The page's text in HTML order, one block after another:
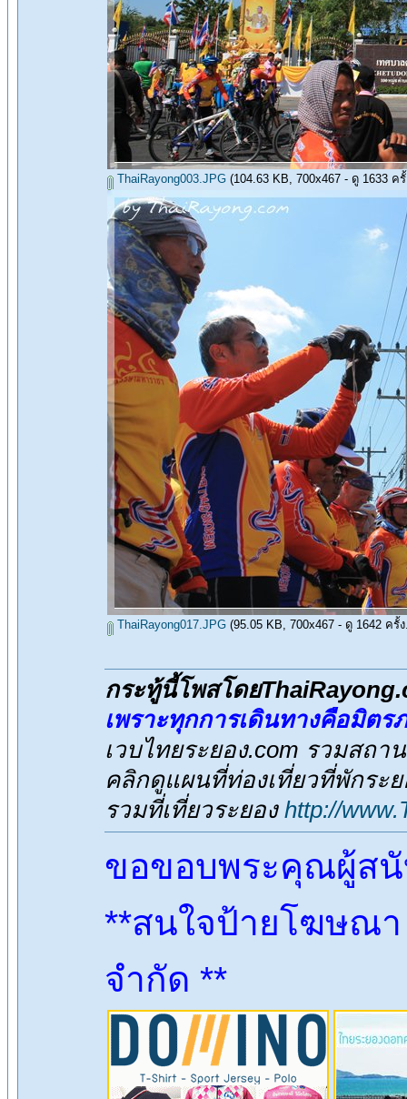
ThaiRayong003.JPG (104.63 KB, 700x467 - ดู 1633 ค
ThaiRayong017.JPG (95.05 KB, 700x467 - ดู 1642 ครั้
กระทู้นี้โพสโดย
เพราะทุกการเดินทางคือมิตร
เวบไทยระยอง.com รวมสถ
คลิกดูแผนที่ท่องเที่ยวที่พักระ
รวมที่เที่ยวระยอง http://
ขอขอบพระคุณผู้สนั
**สนใจป้ายโฆษณ
จำกัด **